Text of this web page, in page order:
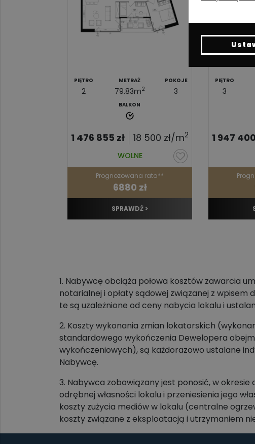
PIĘTRO
2
METRAŻ
79.83m2
POKOJE
3
BALKON
1 476 855 zł 18 500 zł/m2
WOLNE
Prognozowana rata**
6880 zł
SPRAWDŹ >
PIĘTRO
3
1 947 400
1. Nabywcę obciąża połowa kosztów zawarcia
notarialnej i opłaty sądowej związanej z wpisem
te są uzależnione od ceny nabycia lokalu i
2. Koszty wykonania zmian lokatorskich
standardowego wykończenia Dewelopera
wykończeniowych), są każdorazowo ustalane
Nabywcę.
3. Nabywca zobowiązany jest ponosić, w
odrębnej własności lokalu i przeniesienia jego
koszty zużycia mediów w lokalu (centralne
koszty związane z eksploatacją i utrzymaniem